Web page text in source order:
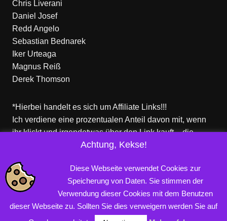
Chris Liverani
Daniel Josef
Redd Angelo
Sebastian Bednarek
Iker Urteaga
Magnus Reiß
Derek Thomson
*Hierbei handelt es sich um Affiliate Links!!!
Ich verdiene eine prozentualen Anteil davon mit, wenn
ihr klickt und irgendetwas über den Link kauft – die
Produkte dort sind aber nicht von mir!
Copyright © 2026 PROFINERD.DE. Alle Rechte vorbehalten.
Achtung, Kekse!
Diese Webseite verwendet Cookies zur
Speicherung von Daten. Sie stimmen der
Verwendung dieser Cookies mit dem Benutzen
dieser Webseite zu. Sollten Sie dies verweigern werden Sie auf